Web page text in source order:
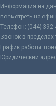
Информация на
посмотреть на
Телефон: (044) 392-
Звонок в пределах
График работы:
Юридический